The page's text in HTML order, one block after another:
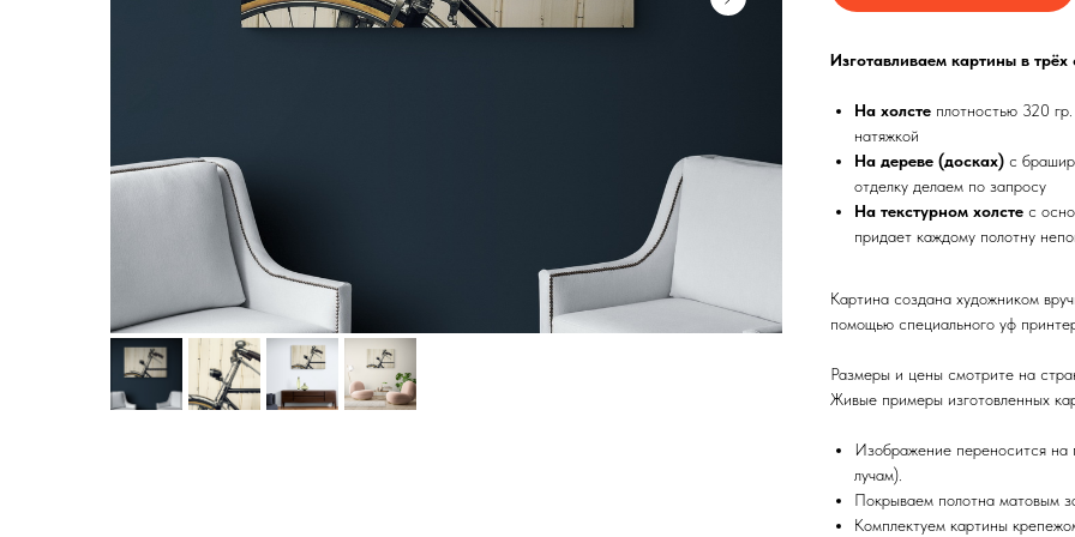
Изготавливаем картины в
На холсте плотностью 320
натяжкой
На дереве (досках) с
отделку делаем по запросу
На текстурном холсте с
придает каждому полотну
Картина создана художником
помощью специального уф
Размеры и цены смотрите на
Живые примеры изготовленных
Изображение переносится
лучам).
Покрываем полотна матовым
Комплектуем картины